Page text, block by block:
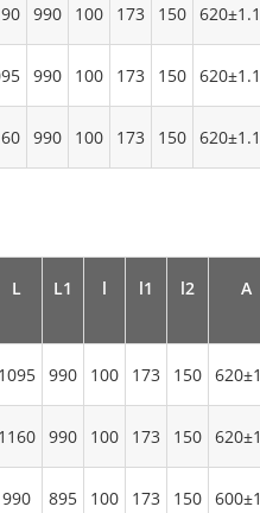
990 100 173 150 620±1.1
990 100 173 150 620±1.1
990 100 173 150 620±1.1
L L1 l l1 l2 А
1095 990 100 173 150
1160 990 100 173 150
990 895 100 173 150